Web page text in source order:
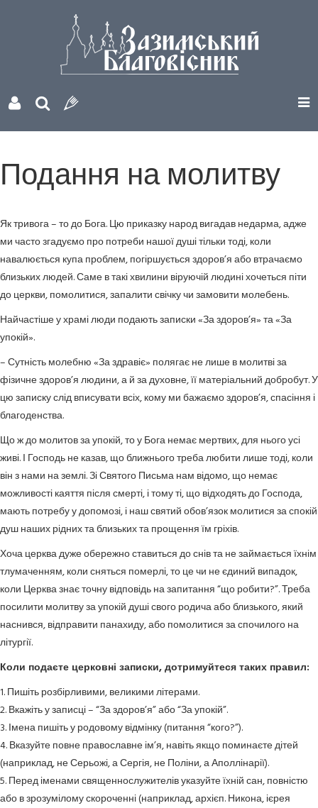
Подання на молитву
Як тривога – то до Бога. Цю приказку народ вигадав недарма, адже
ми часто згадуємо про потреби нашої душі тільки тоді, коли
навалюється купа проблем, погіршується здоров’я або втрачаємо
близьких людей. Саме в такі хвилини віруючій людині хочеться піти
до церкви, помолитися, запалити свічку чи замовити молебень.
Найчастіше у храмі люди подають записки «За здоров’я» та «За
упокій».
– Сутність молебню «За здравіє» полягає не лише в молитві за
фізичне здоров’я людини, а й за духовне, її матеріальний добробут. У
цю записку слід вписувати всіх, кому ми бажаємо здоров’я, спасіння і
благоденства.
Що ж до молитов за упокій, то у Бога немає мертвих, для нього усі
живі. І Господь не казав, що ближнього треба любити лише тоді, коли
він з нами на землі. Зі Святого Письма нам відомо, що немає
можливості каяття після смерті, і тому ті, що відходять до Господа,
мають потребу у допомозі, і наш святий обов’язок молитися за спокій
душ наших рідних та близьких та прощення їм гріхів.
Хоча церква дуже обережно ставиться до снів та не займається їхнім
тлумаченням, коли сняться померлі, то це чи не єдиний випадок,
коли Церква знає точну відповідь на запитання “що робити?”. Треба
посилити молитву за упокій душі свого родича або близького, який
наснився, відправити панахиду, або помолитися за спочилого на
літургії.
Коли подаєте церковні записки, дотримуйтеся таких правил:
1. Пишіть розбірливими, великими літерами.
2. Вкажіть у записці – “За здоров’я” або “За упокій”.
3. Імена пишіть у родовому відмінку (питання “кого?”).
4. Вказуйте повне православне ім’я, навіть якщо поминаєте дітей
(наприклад, не Серьожі, а Сергія, не Поліни, а Аполлінарії).
5. Перед іменами священнослужителів указуйте їхній сан, повністю
або в зрозумілому скороченні (наприклад, архієп. Никона, ієрея